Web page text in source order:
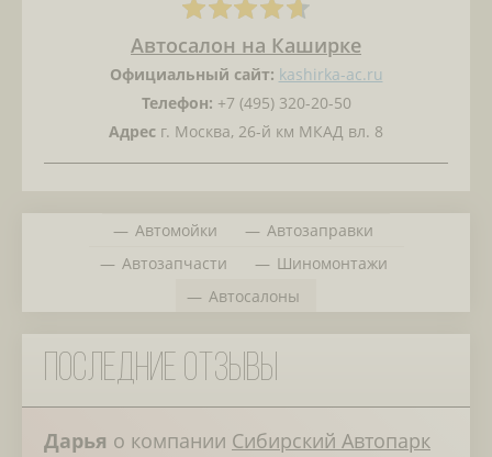
Автосалон на Каширке
Официальный сайт: kashirka-ac.ru
Телефон: +7 (495) 320-20-50
Адрес г. Москва, 26-й км МКАД вл. 8
Автомойки
Автозаправки
Автозапчасти
Шиномонтажи
Автосалоны
Последние отзывы
Дарья о компании Сибирский Автопарк